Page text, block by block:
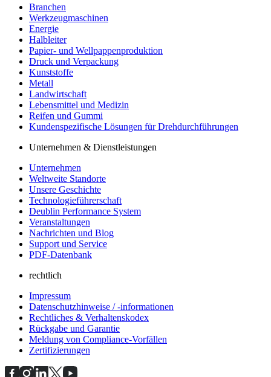
Branchen
Werkzeugmaschinen
Energie
Halbleiter
Papier- und Wellpappenproduktion
Druck und Verpackung
Kunststoffe
Metall
Landwirtschaft
Lebensmittel und Medizin
Reifen und Gummi
Kundenspezifische Lösungen für Drehdurchführungen
Unternehmen & Dienstleistungen
Unternehmen
Weltweite Standorte
Unsere Geschichte
Technologieführerschaft
Deublin Performance System
Veranstaltungen
Nachrichten und Blog
Support und Service
PDF-Datenbank
rechtlich
Impressum
Datenschutzhinweise / -informationen
Rechtliches & Verhaltenskodex
Rückgabe und Garantie
Meldung von Compliance-Vorfällen
Zertifizierungen